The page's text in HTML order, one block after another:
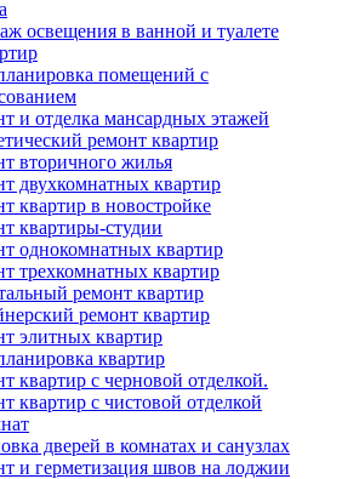
освещения в ванной и туалете
помещений с
и отделка мансардных этажей
ремонт квартир
вторичного жилья
двухкомнатных квартир
квартир в новостройке
квартиры-студии
однокомнатных квартир
трехкомнатных квартир
ремонт квартир
ремонт квартир
элитных квартир
квартир
квартир с черновой отделкой.
квартир с чистовой отделкой
дверей в комнатах и санузлах
и герметизация швов на лоджии